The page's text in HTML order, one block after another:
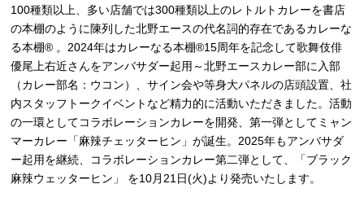
100種類以上、多い店舗では300種類以上のレトルトカレーを書店
の本棚のように陳列した北野エースの代名詞的存在であるカレーな
る本棚® 。2024年はカレーなる本棚®15周年を記念して歌舞伎俳
優尾上右近さんをアンバサダー起用～北野エースカレー部に入部
（カレー部名：ウコン）、サイン会や等身大パネルの店頭設置、社
内スタッフトークイベントなど精力的に活動いただきました。活動
の一環としてコラボレーションカレーを開発、第一弾としてミャン
マーカレー「麻辣チェッターヒン」が誕生。2025年もアンバサダ
ー起用を継続、コラボレーションカレー第二弾として、「ブラック
麻辣ウェッターヒン」 を10月21日(火)より発売いたします。